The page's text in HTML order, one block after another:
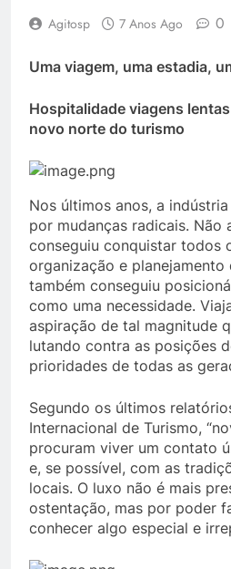
Agitosp 7 Anos Ago 0
Uma viagem, uma estadia,
Hospitalidade viagens
novo norte do turismo
Nos últimos anos, a
por mudanças radicais. Não
conseguiu conquistar todos
organização e planejamento
também conseguiu
como uma necessidade.
aspiração de tal magnitude
lutando contra as posições
prioridades de todas as
Segundo os últimos
Internacional de Turismo,
procuram viver um contato
e, se possível, com as
locais. O luxo não é mais
ostentação, mas por poder
conhecer algo especial e